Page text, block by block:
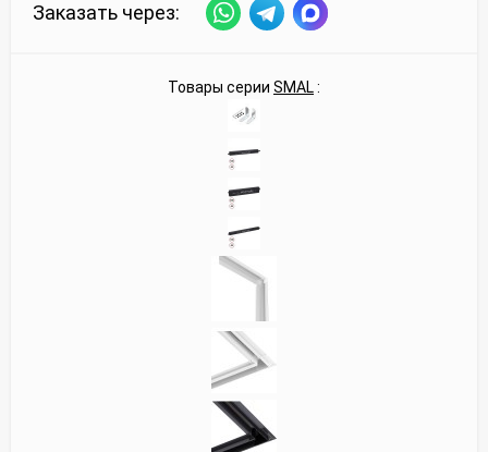
Заказать через:
Товары серии SMAL: